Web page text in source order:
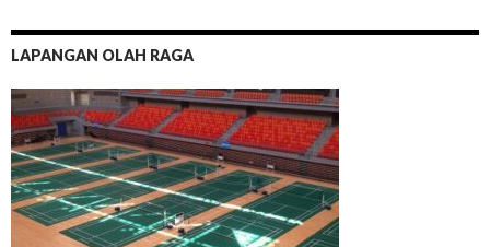
LAPANGAN OLAH RAGA